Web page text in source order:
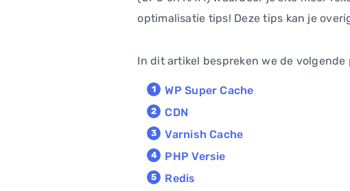
optimalisatie tips! Deze tips kan je
In dit artikel bespreken we de volgende
WP Super Cache
CDN
Varnish Cache
PHP Versie
Redis